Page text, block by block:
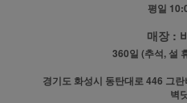
평일
매장 :
360일 (추석, 설
경기도 화성시 동탄대로 446 그
벽